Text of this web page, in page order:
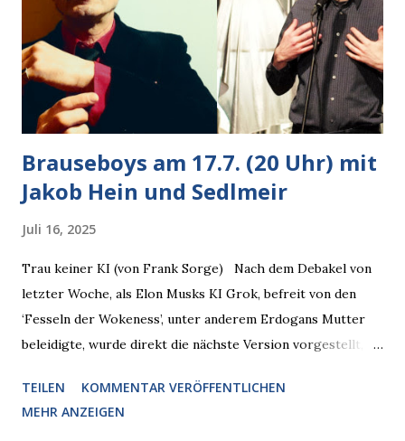
Wir fixierten die ertappte Krähe, die sich zurückzog.
Heute ging sie leer aus, Abspann, Ende. Die Brauseboys am
Donnerstag, 4.6. (20 Uhr) Mit Mareike Barmeyer , Jobinski
und Bjarne Haus der Sinne (Ystader St...
Brauseboys am 17.7. (20 Uhr) mit
Jakob Hein und Sedlmeir
Juli 16, 2025
Trau keiner KI (von Frank Sorge) Nach dem Debakel von
letzter Woche, als Elon Musks KI Grok, befreit von den
‘Fesseln der Wokeness’, unter anderem Erdogans Mutter
beleidigte, wurde direkt die nächste Version vorgestellt,
radikalisierte, weil sie ohnehin kurz vor dem Austausch
stand. Das ist sogar recht logisch, aber nicht, um den
TEILEN
KOMMENTAR VERÖFFENTLICHEN
MEHR ANZEIGEN